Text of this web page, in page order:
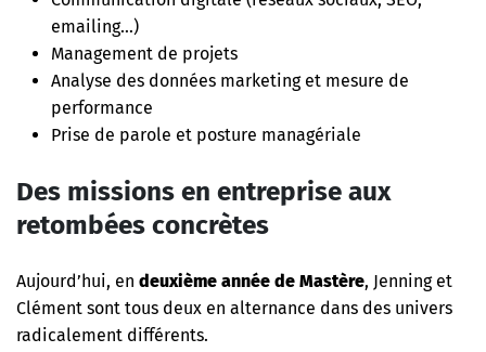
emailing…)
Management de projets
Analyse des données marketing et mesure de
performance
Prise de parole et posture managériale
Des missions en entreprise aux
retombées concrètes
Aujourd’hui, en deuxième année de Mastère, Jenning et
Clément sont tous deux en alternance dans des univers
radicalement différents.